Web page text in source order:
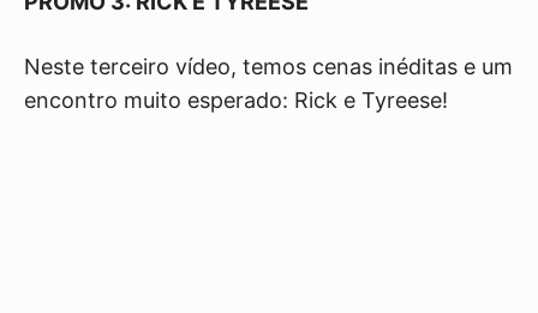
Neste terceiro vídeo, temos cenas inéditas e um
encontro muito esperado: Rick e Tyreese!